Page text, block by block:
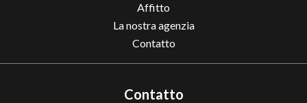
Affitto
La nostra agenzia
Contatto
Contatto